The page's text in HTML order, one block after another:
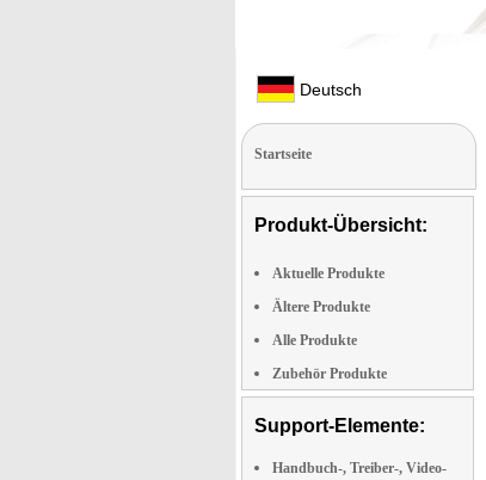
Deutsch
Startseite
Produkt-Übersicht:
Aktuelle Produkte
Ältere Produkte
Alle Produkte
Zubehör Produkte
Support-Elemente:
Handbuch-, Treiber-, Video-